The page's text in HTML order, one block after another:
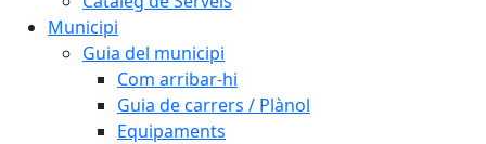
Municipi
Guia del municipi
Com arribar-hi
Guia de carrers / Plànol
Equipaments